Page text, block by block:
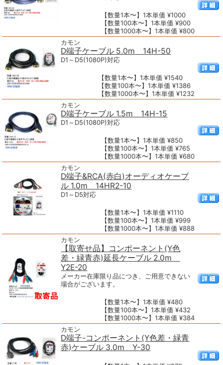
【数量1本〜】1本単価 ¥1000
【数量100本〜】1本単価 ¥900
【数量1000本〜】1本単価 ¥800
カモン
D端子ケーブル 5.0m 14H-50
D1～D5(1080P)対応
【数量1本〜】1本単価 ¥1540
【数量100本〜】1本単価 ¥1386
【数量1000本〜】1本単価 ¥1232
カモン
D端子ケーブル 1.5m 14H-15
D1～D5(1080P)対応
【数量1本〜】1本単価 ¥850
【数量100本〜】1本単価 ¥765
【数量1000本〜】1本単価 ¥680
カモン
D端子&RCA(赤白)オーディオケーブ
ル 1.0m 14HR2-10
D1～D5対応
【数量1本〜】1本単価 ¥1110
【数量100本〜】1本単価 ¥999
【数量1000本〜】1本単価 ¥888
カモン
【取寄せ品】コンポーネント(Y色
差・緑青赤)延長ケーブル 2.0m
Y2E-20
メーカー在庫限り品につき、ご用意できない
場合がございます。
【数量1本〜】1本単価 ¥480
【数量100本〜】1本単価 ¥432
【数量1000本〜】1本単価 ¥384
カモン
D端子-コンポーネント(Y色差・緑青
赤)ケーブル 3.0m Y-30